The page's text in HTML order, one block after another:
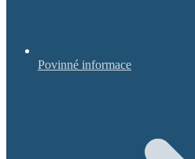
Povinné informace